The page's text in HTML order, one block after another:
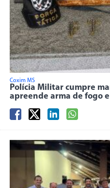
Coxim MS
Polícia Militar cumpre
apreende arma de fogo